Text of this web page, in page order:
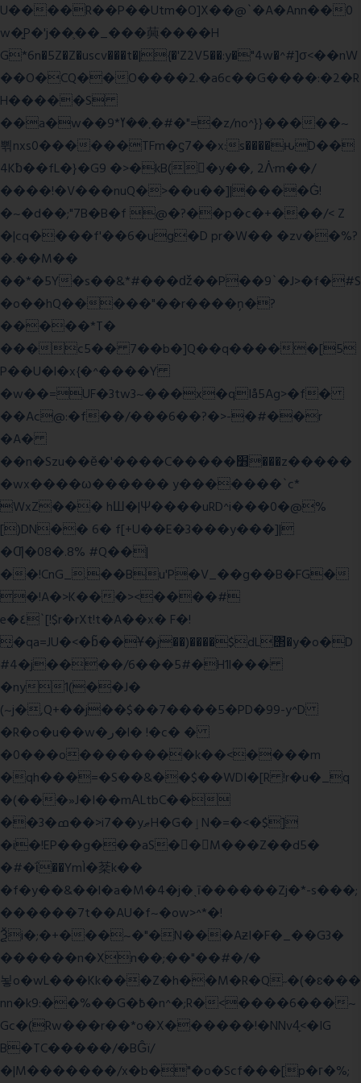
U����R��P��Utm�O]X��@`�A�Ann��0
w�͍P�'j��֛��_���䕟����H
G*6n�5Z�Z�uscv���t�|{�'Z2V5��:y�"4w�^#]σ<��nW
��O�CQ��O����2.�a6c��G����:�2�R
H�����S
��a�w��9*܂��ߌ�#�"=�z/no^}}�����~
쀢nxs0������TFm�ϛ7��x:s����ԋD��
4Kƀ��fL�}�G9 �>�kB(�ِy��, 2ᐿm��/
����!�V���nuQ�>��u��]|����Ġ!
�~�d��;"7B�B�f @�?��p�c�+���/< Z
�|cq����f'��6�ug�D pr�W�� �zv��%?
�.��M��
��*�5Y�s��&*#���ǆ��P��9`�J>�f�#S
�o��hQ�����"��r����ņ�?
�����*T�
���c5�� 7��b�]Q��q�����[5
P��U�l�x{�^����Y
�w��=UF�3tw3~���x�qIå5Ag>�f�
��Ac@:�f��/���6��?�>-�#��r
�A�
��n�Szu��ӗ�'����C�����׻���z�����
�wx����ω������ y�������`c*
WxZ��� hШ�|Ψ����uRD^i���0�@%
[)DN�� 6� f[+U��E�3���y���]|
�Ƣ�08�.8% #Q��|
��!CnG_.��Bu'P�V_��g��B�FG�
�!A�>K���><����#
e�٤`[!$r�rXt!t�A��x� F�!
̮�qa=JU�<�b̃��Ұ�j��)����$dL΢�y�o�D
#4�j����/6���5#�H1l���
�ny1(��J�
(~j�,Q+��j��$��7����5�PD�99-y^D
�R�o�u��w�ر�l� !�c� �
�0���o��������k��<����m
�qh���=�S��&��$��WDI�[R !r�u�_q
�(���»J�I��mΑLtbC��
��3�ߘ��>i7��yޠH�G�ٳN�=�<�$]
�i�!EP��g���aS��M���Z��d5�
�#�ΐ��YmÌ�棻k��
�f�y��&��l�a�M�4�j�ˎī������Zj�*-s���;
������7t� �AU�f~�ow>^*�!
Ѯi�;�+���~�"�N���AƶI�F�_��G3�
������n�Xn��;��"��#�/�
뇧o�wL���Kk���Z�h��M�R�Q˶�(�ɛ���
nn�k9:��%��G�߿�n^�;R�<����6���~
Gc�(Rw���r��*o�X������!�NNv4̙<�IG
B�TC�����/�BĜï/
�|M�������/x�b�"�o�Scf���[p�г�%;